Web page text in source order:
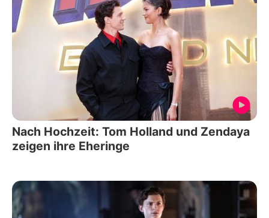
Nach Hochzeit: Tom Holland und Zendaya
zeigen ihre Eheringe